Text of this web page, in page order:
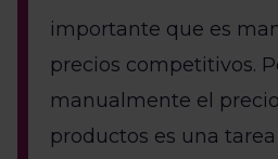
importante que es
precios competitivos.
manualmente el
productos es una